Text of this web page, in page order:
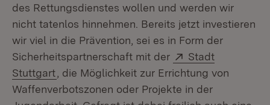
des Rettungsdienstes wollen und werden wir
nicht tatenlos hinnehmen. Bereits jetzt investieren
wir viel in die Prävention, sei es in Form der
Sicherheitspartnerschaft mit der
Extern:
Stadt
Stuttgart (Öffnet in neuem Fenster)
, die Möglichkeit zur Errichtung von
Waffenverbotszonen oder Projekte in der